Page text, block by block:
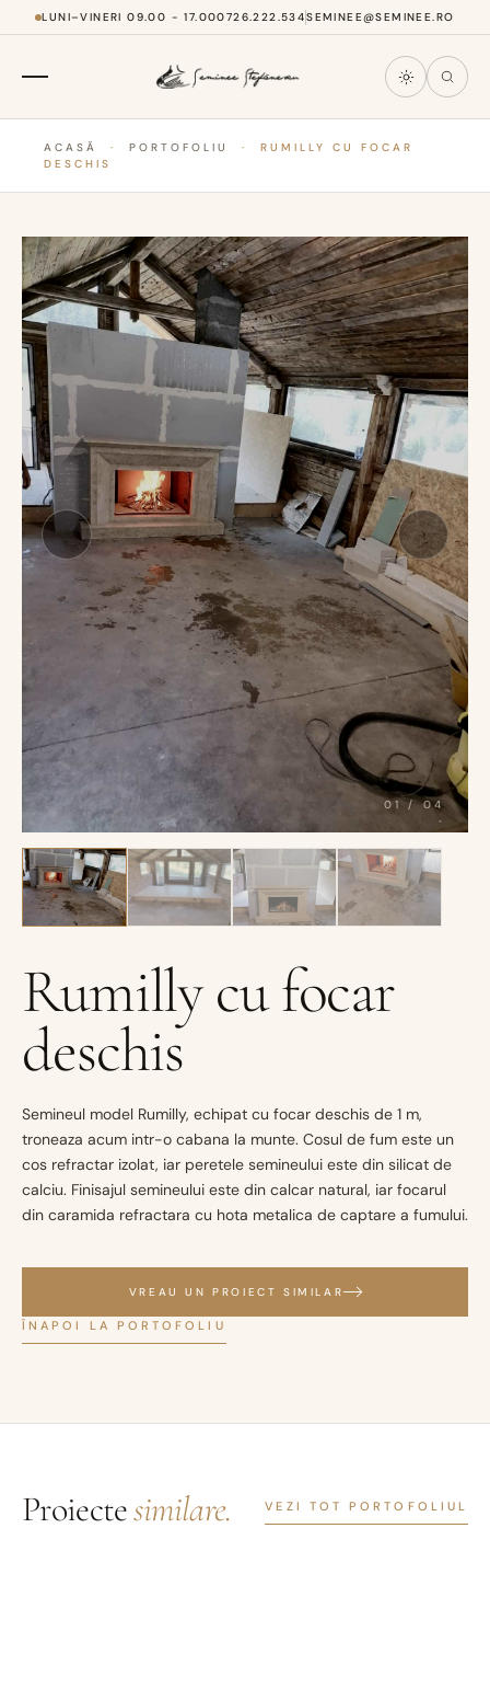
LUNI–VINERI 09.00 - 17.000726.222.534SEMINEE@SEMINEE.RO
ACASĂ · PORTOFOLIU ·
RUMILLY CU FOCAR
DESCHIS
01 /04
Rumilly cu focar
deschis
Semineul model Rumilly, echipat cu focar deschis de 1 m,
troneaza acum intr-o cabana la munte. Cosul de fum este un
cos refractar izolat, iar peretele semineului este din silicat de
calciu. Finisajul semineului este din calcar natural, iar focarul
din caramida refractara cu hota metalica de captare a fumului.
VREAU UN PROIECT SIMILAR
ÎNAPOI LA PORTOFOLIU
Proiectesimilare. VEZI TOT PORTOFOLIUL